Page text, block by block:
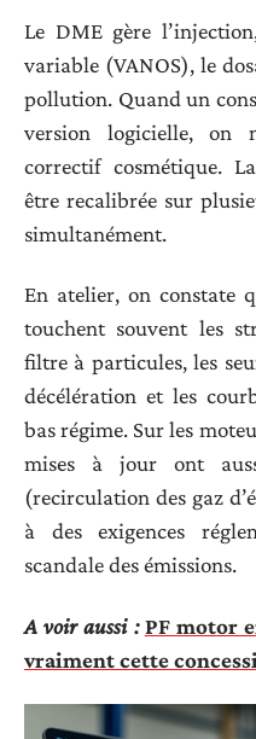
Le DME gère
variable (VANOS), le
pollution. Quand un
version logicielle, on
correctif cosmétique.
être recalibrée sur
simultanément.
En atelier, on constate
touchent souvent les
filtre à particules, les
décélération et les
bas régime. Sur les
mises à jour ont
(recirculation des gaz
à des exigences
scandale des émissions.
A voir aussi : PF motor
vraiment cette